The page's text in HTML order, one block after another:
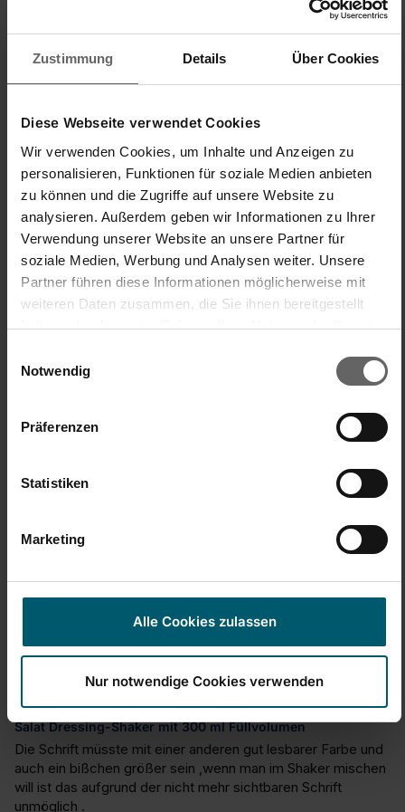
Zustimmung Details Über Cookies
Diese Webseite verwendet Cookies
Wir verwenden Cookies, um Inhalte und Anzeigen zu
personalisieren, Funktionen für soziale Medien anbieten
zu können und die Zugriffe auf unsere Website zu
analysieren. Außerdem geben wir Informationen zu Ihrer
Verwendung unserer Website an unsere Partner für
soziale Medien, Werbung und Analysen weiter. Unsere
Partner führen diese Informationen möglicherweise mit
weiteren Daten zusammen, die Sie ihnen bereitgestellt
haben oder die sie im Rahmen Ihrer Nutzung der Dienste
Cookies, wenn Sie unsere Webseite weiterhin nutzen.
Notwendig
Präferenzen
Statistiken
Marketing
Alle Cookies zulassen
Nur notwendige Cookies verwenden
C
Manipulation facile.
Salat Dressing-Shaker mit 300 ml Füllvolumen
Je viens d'acheter ce produit.
Recettes pas en français. Dommage.
Comment on fait pour les avoir en français ?
Bon prix sinon.
Łatwy w obsłudze/obsłudze Stosunek ceny do jakości
Schlecht lesbar
Salat Dressing-Shaker mit 300 ml Füllvolumen
Die Schrift müsste mit einer anderen gut lesbarer Farbe und
auch ein bißchen größer sein ,wenn man im Shaker mischen
will ist das aufgrund der nicht mehr sichtbaren Schrift
unmöglich .